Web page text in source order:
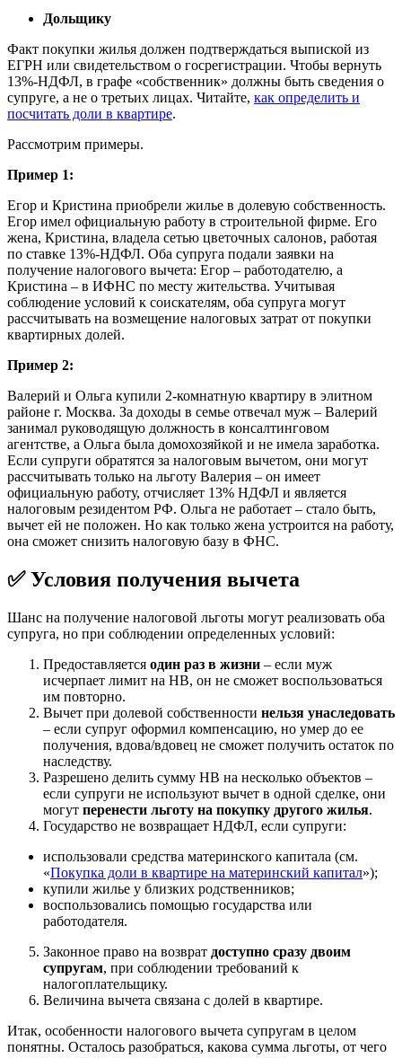
Дольщику
Факт покупки жилья должен подтверждаться выпиской из
ЕГРН или свидетельством о госрегистрации. Чтобы вернуть
13%-НДФЛ, в графе «собственник» должны быть сведения о
супруге, а не о третьих лицах. Читайте, как определить и
посчитать доли в квартире.
Рассмотрим примеры.
Пример 1:
Егор и Кристина приобрели жилье в долевую собственность.
Егор имел официальную работу в строительной фирме. Его
жена, Кристина, владела сетью цветочных салонов, работая
по ставке 13%-НДФЛ. Оба супруга подали заявки на
получение налогового вычета: Егор – работодателю, а
Кристина – в ИФНС по месту жительства. Учитывая
соблюдение условий к соискателям, оба супруга могут
рассчитывать на возмещение налоговых затрат от покупки
квартирных долей.
Пример 2:
Валерий и Ольга купили 2-комнатную квартиру в элитном
районе г. Москва. За доходы в семье отвечал муж – Валерий
занимал руководящую должность в консалтинговом
агентстве, а Ольга была домохозяйкой и не имела заработка.
Если супруги обратятся за налоговым вычетом, они могут
рассчитывать только на льготу Валерия – он имеет
официальную работу, отчисляет 13% НДФЛ и является
налоговым резидентом РФ. Ольга не работает – стало быть,
вычет ей не положен. Но как только жена устроится на работу,
она сможет снизить налоговую базу в ФНС.
✅ Условия получения вычета
Шанс на получение налоговой льготы могут реализовать оба
супруга, но при соблюдении определенных условий:
Предоставляется один раз в жизни – если муж
исчерпает лимит на НВ, он не сможет воспользоваться
им повторно.
Вычет при долевой собственности нельзя унаследовать
– если супруг оформил компенсацию, но умер до ее
получения, вдова/вдовец не сможет получить остаток по
наследству.
Разрешено делить сумму НВ на несколько объектов –
если супруги не используют вычет в одной сделке, они
могут перенести льготу на покупку другого жилья.
Государство не возвращает НДФЛ, если супруги:
использовали средства материнского капитала (см.
«Покупка доли в квартире на материнский капитал»);
купили жилье у близких родственников;
воспользовались помощью государства или
работодателя.
Законное право на возврат доступно сразу двоим
супругам, при соблюдении требований к
налогоплательщику.
Величина вычета связана с долей в квартире.
Итак, особенности налогового вычета супругам в целом
понятны. Осталось разобраться, какова сумма льготы, от чего